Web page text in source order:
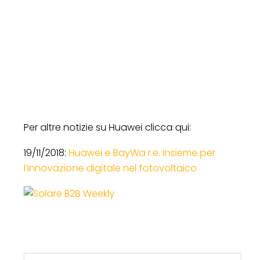
Per altre notizie su Huawei clicca qui:
19/11/2018: Huawei e BayWa r.e. insieme per
l’innovazione digitale nel fotovoltaico